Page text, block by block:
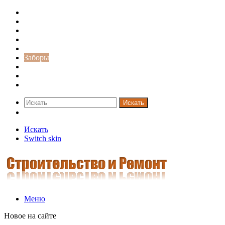
Заборы
Искать
Искать
Switch skin
Меню
Новое на сайте